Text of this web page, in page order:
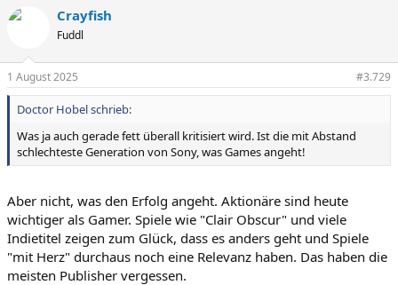
Crayfish
Fuddl
1 August 2025 #3.729
Doctor Hobel schrieb:
Was ja auch gerade fett überall kritisiert wird. Ist die mit Abstand
schlechteste Generation von Sony, was Games angeht!
Aber nicht, was den Erfolg angeht. Aktionäre sind heute
wichtiger als Gamer. Spiele wie "Clair Obscur" und viele
Indietitel zeigen zum Glück, dass es anders geht und Spiele
"mit Herz" durchaus noch eine Relevanz haben. Das haben die
meisten Publisher vergessen.